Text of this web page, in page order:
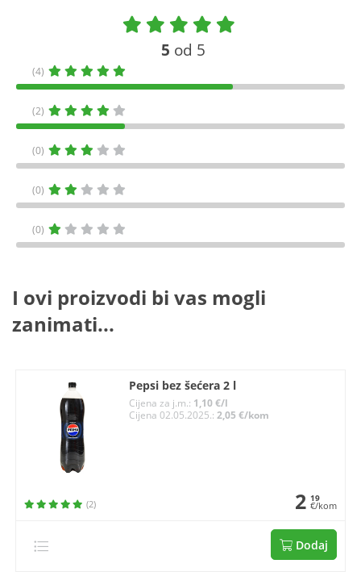
5 od 5
(4)
(2)
(0)
(0)
(0)
I ovi proizvodi bi vas mogli
zanimati...
Pepsi bez šećera 2 l
Cijena za j.m.: 1,10 €/l
Cijena 02.05.2025.:2,05 €/kom
(2) 2 19
€/kom
Dodaj